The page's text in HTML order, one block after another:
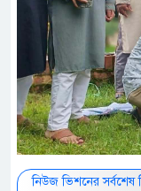
নিউজ ভিশনের